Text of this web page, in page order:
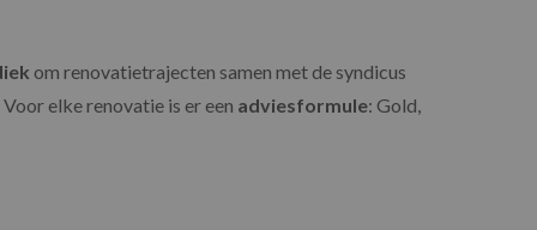
om renovatietrajecten samen met de syndicus
elke renovatie is er een adviesformule: Gold,